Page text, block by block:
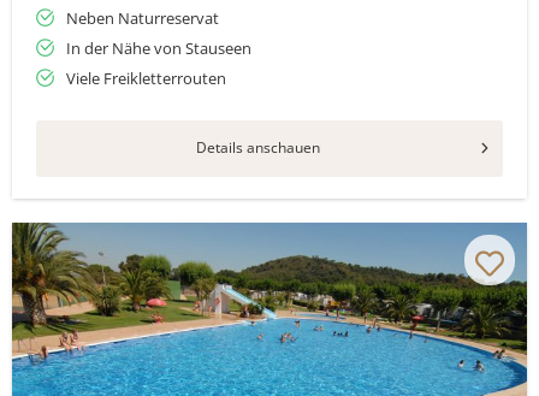
Neben Naturreservat
In der Nähe von Stauseen
Viele Freikletterrouten
Details anschauen